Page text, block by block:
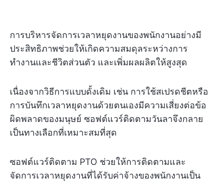
การบริหารจัดการเวลาหยุดงานของพนักงานอย่างมี
ประสิทธิภาพช่วยให้เกิดความสมดุลระหว่างการ
ทำงานและชีวิตส่วนตัว และเพิ่มผลผลิตให้สูงสุด
เนื่องจากวิธีการแบบดั้งเดิม เช่น การใช้สเปรดชีตหรือ
การบันทึกเวลาหยุดงานด้วยตนเองมีความเสี่ยงต่อข้อ
ผิดพลาดของมนุษย์ ซอฟต์แวร์ติดตามวันลาจึงกลาย
เป็นทางเลือกที่เหมาะสมที่สุด
ซอฟต์แวร์ติดตาม PTO ช่วยให้การติดตามและ
จัดการเวลาหยุดงานที่ได้รับค่าจ้างของพนักงานเป็น